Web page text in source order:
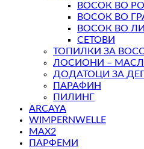
ВОСОК ВО
ВОСОК ВО
ВОСОК ВО
СЕТОВИ
ТОПИЛКИ ЗА
ЛОСИОНИ –
ДОДАТОЦИ ЗА
ПАРАФИН
ПИЛИНГ
ARCAYA
WIMPERNWELLE
MAX2
ПАРФЕМИ